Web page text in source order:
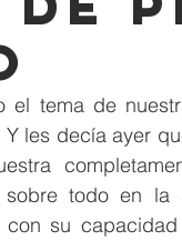
el tema de
les decía ayer
sobre todo en
su